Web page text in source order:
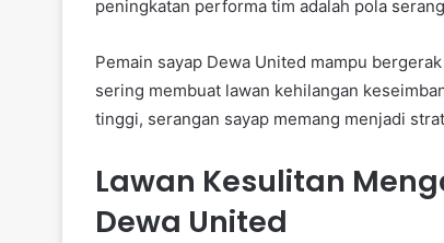
peningkatan performa tim adalah pola
Pemain sayap Dewa United mampu
sering membuat lawan kehilangan
tinggi, serangan sayap memang menjadi
Lawan Kesulitan
Dewa United